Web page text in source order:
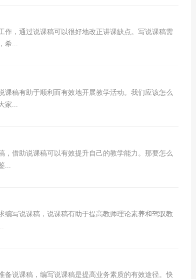
，通过说课稿可以很好地改正讲课缺点。写说课稿需
希...
稿有助于顺利而有效地开展教学活动。我们应该怎么
家...
，借助说课稿可以有效提升自己的教学能力。那要怎么
...
写说课稿，说课稿有助于提高教师理论素养和驾驭教
备说课稿，编写说课稿是提高业务素质的有效途径。快